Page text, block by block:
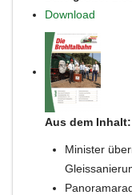
Download
Aus dem Inhalt:
Minister